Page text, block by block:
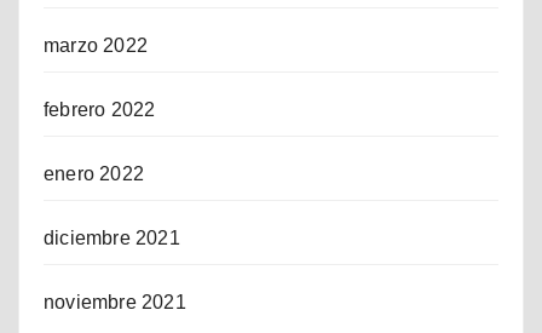
marzo 2022
febrero 2022
enero 2022
diciembre 2021
noviembre 2021